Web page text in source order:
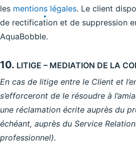
les mentions légales. Le client
de rectification et de suppression
AquaBobble.
10. LITIGE – MEDIATION DE LA
En cas de litige entre le Client et
s’efforceront de le résoudre à
une réclamation écrite auprès du
échéant, auprès du Service
professionnel).